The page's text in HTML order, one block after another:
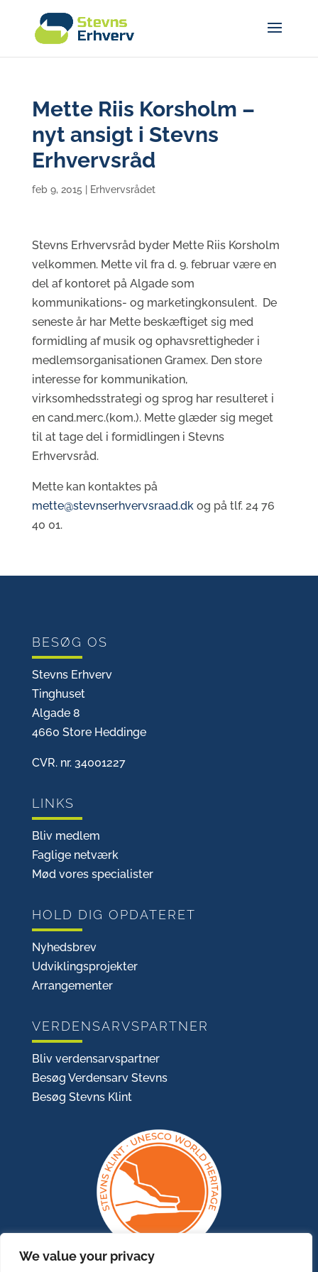
We value your privacy
Mette Riis Korsholm –
nyt ansigt i Stevns
Erhvervsråd
feb 9, 2015 Erhvervsrådet
Stevns Erhvervsråd byder Mette Riis Korsholm
velkommen. Mette vil fra d. 9. februar være en
del af kontoret på Algade som
kommunikations- og marketingkonsulent. De
seneste år har Mette beskæftiget sig med
formidling af musik og ophavsrettigheder i
medlemsorganisationen Gramex. Den store
interesse for kommunikation,
virksomhedsstrategi og sprog har resulteret i
en cand.merc.(kom.). Mette glæder sig meget
til at tage del i formidlingen i Stevns
Erhvervsråd.
Mette kan kontaktes på
mette@stevnserhvervsraad.dkog på tlf. 24 76
40 01.
BESØG OS
Stevns Erhverv
Tinghuset
Algade 8
4660 Store Heddinge
CVR. nr. 34001227
LINKS
Bliv medlem
Faglige netværk
Mød vores specialister
HOLD DIG OPDATERET
Nyhedsbrev
Udviklingsprojekter
Arrangementer
VERDENSARVSPARTNER
Bliv verdensarvspartner
Besøg Verdensarv Stevns
Besøg Stevns Klint